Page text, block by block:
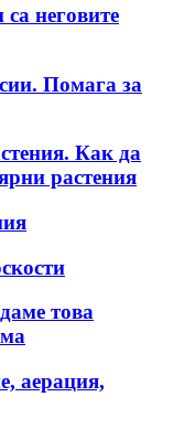
неговите
Помага за
Как да
растения
това
аерация,